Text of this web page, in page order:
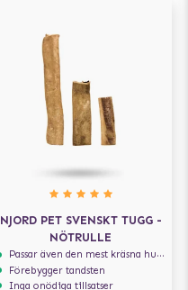
NJORD PET SVENSKT TUGG -
NÖTRULLE
Passar även den mest kräsna hunden
Förebygger tandsten
Inga onödiga tillsatser